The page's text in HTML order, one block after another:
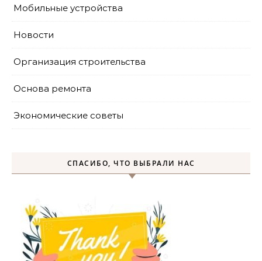
Мобильные устройства
Новости
Организация строительства
Основа ремонта
Экономические советы
СПАСИБО, ЧТО ВЫБРАЛИ НАС